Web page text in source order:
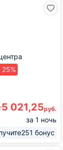
5 021,25руб.
за 1 ночь
251 бонус